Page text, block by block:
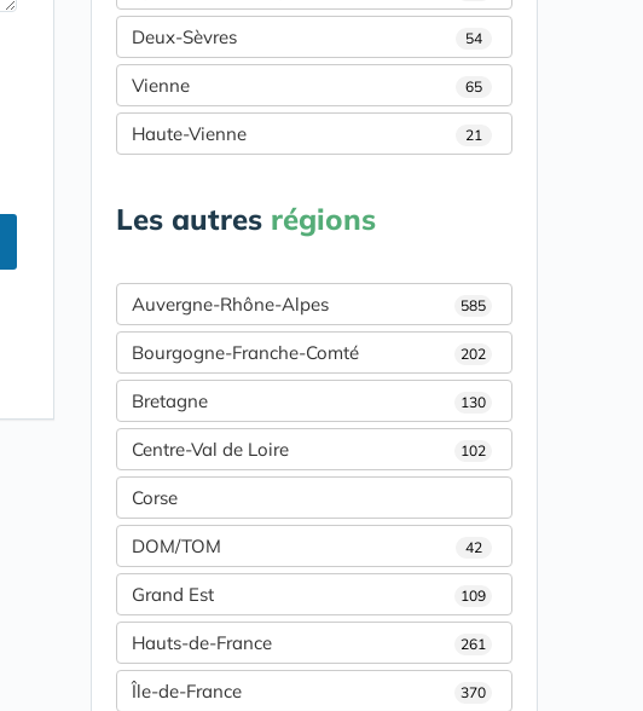
Deux-Sèvres 54
Vienne 65
Haute-Vienne 21
Les autres régions
Auvergne-Rhône-Alpes 585
Bourgogne-Franche-Comté 202
Bretagne 130
Centre-Val de Loire 102
Corse
DOM/TOM 42
Grand Est 109
Hauts-de-France 261
Île-de-France 370